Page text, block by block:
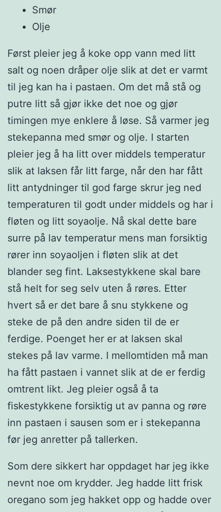
Smør
Olje
Først pleier jeg å koke opp vann med litt
salt og noen dråper olje slik at det er varmt
til jeg kan ha i pastaen. Om det må stå og
putre litt så gjør ikke det noe og gjør
timingen mye enklere å løse. Så varmer jeg
stekepanna med smør og olje. I starten
pleier jeg å ha litt over middels temperatur
slik at laksen får litt farge, når den har fått
litt antydninger til god farge skrur jeg ned
temperaturen til godt under middels og har i
fløten og litt soyaolje. Nå skal dette bare
surre på lav temperatur mens man forsiktig
rører inn soyaoljen i fløten slik at det
blander seg fint. Laksestykkene skal bare
stå helt for seg selv uten å røres. Etter
hvert så er det bare å snu stykkene og
steke de på den andre siden til de er
ferdige. Poenget her er at laksen skal
stekes på lav varme. I mellomtiden må man
ha fått pastaen i vannet slik at de er ferdig
omtrent likt. Jeg pleier også å ta
fiskestykkene forsiktig ut av panna og røre
inn pastaen i sausen som er i stekepanna
før jeg anretter på tallerken.
Som dere sikkert har oppdaget har jeg ikke
nevnt noe om krydder. Jeg hadde litt frisk
oregano som jeg hakket opp og hadde over